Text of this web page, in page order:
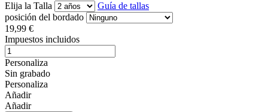
Elija la Talla
Guía de tallas
posición del bordado
19,99 €
Impuestos incluidos
Personaliza
Sin grabado
Personaliza
Añadir
Añadir